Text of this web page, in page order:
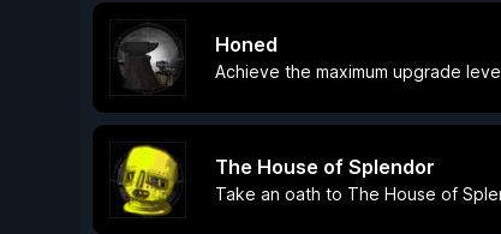
Honed
Achieve the maximum upgrade
The House of Splendor
Take an oath to The House of